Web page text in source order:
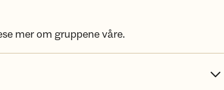
mer om gruppene våre.